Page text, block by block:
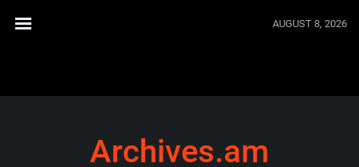
AUGUST 8, 2026
Archives.am